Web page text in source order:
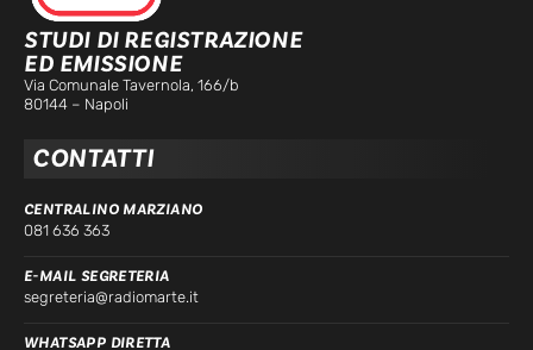
STUDI DI REGISTRAZIONE
ED EMISSIONE
Via Comunale Tavernola, 166/b
80144 – Napoli
CONTATTI
CENTRALINO MARZIANO
081 636 363
E-MAIL SEGRETERIA
segreteria@radiomarte.it
WHATSAPP DIRETTA